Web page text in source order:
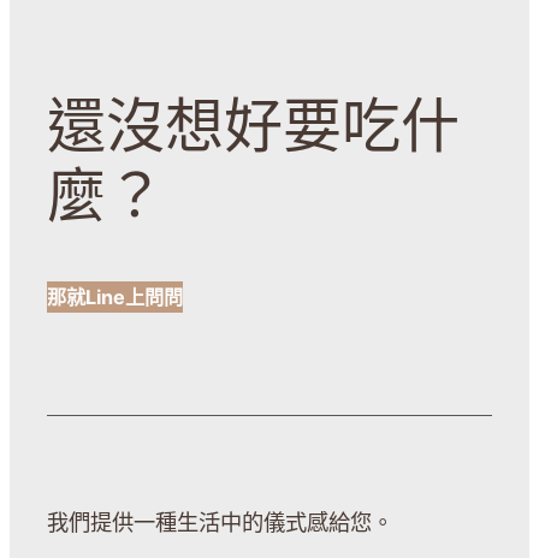
還沒想好要吃什
麼？
那就Line上問問
我們提供一種生活中的儀式感給您。